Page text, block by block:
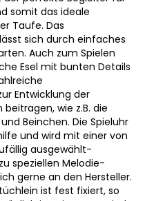
somit das ideale
Taufe. Das
sich durch einfaches
Auch zum Spielen
Esel mit bunten Details
Entwicklung der
wie z.B. die
Beinchen. Die Spieluhr
und wird mit einer von
ausgewählt-
speziellen Melodie-
gerne an den Hersteller.
ist fest fixiert, so